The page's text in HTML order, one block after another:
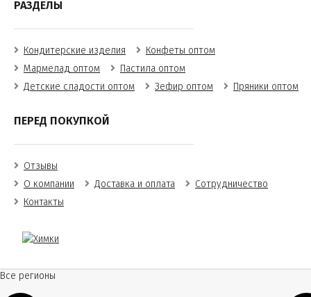
РАЗДЕЛЫ
Кондитерские изделия
Конфеты оптом
Мармелад оптом
Пастила оптом
Детские сладости оптом
Зефир оптом Пряники оптом
ПЕРЕД ПОКУПКОЙ
Отзывы
О компании
Доставка и оплата
Сотрудничество
Контакты
Все регионы